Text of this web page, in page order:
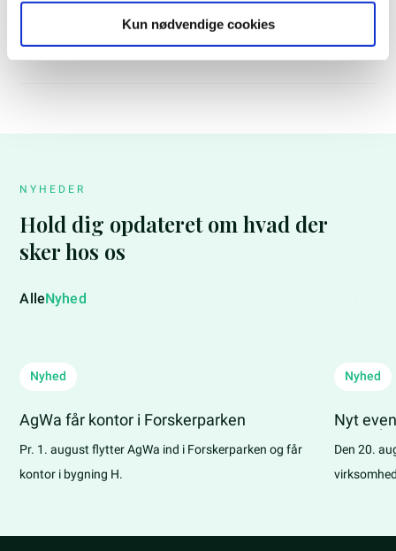
Kun nødvendige cookies
aj@syddanskeforskerparker.dk
Tlf.:+45 2339 9952
NYHEDER
Hold dig opdateret om hvad der
sker hos os
AlleNyhed
Nyhed
AgWa får kontor i Forskerparken
Pr. 1. august flytter AgWa ind i Forskerparken og får
kontor i bygning H.
Nyhed
Nyt
Den 20.